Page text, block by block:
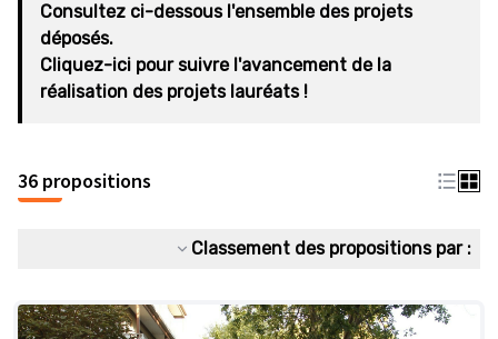
Consultez ci-dessous l'ensemble des projets
déposés.
Cliquez-ici pour suivre l'avancement de la
réalisation des projets lauréats !
36 propositions
Classement des propositions par :